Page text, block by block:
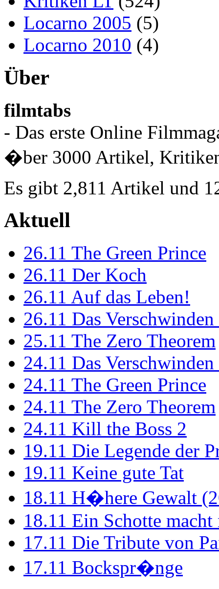
Locarno 2005 (5)
Locarno 2010 (4)
Über
filmtabs
- Das erste Online
�ber 3000 Artikel,
Es gibt 2,811 Artikel und
Aktuell
26.11 The Green Prince
26.11 Der Koch
26.11 Auf das Leben!
26.11 Das
25.11 The Zero Theorem
24.11 Das
24.11 The Green Prince
24.11 The Zero Theorem
24.11 Kill the Boss 2
19.11 Die Legende der
19.11 Keine gute Tat
18.11 H�here Gewalt
18.11 Ein Schotte
17.11 Die Tribute von
17.11 Bockspr�nge